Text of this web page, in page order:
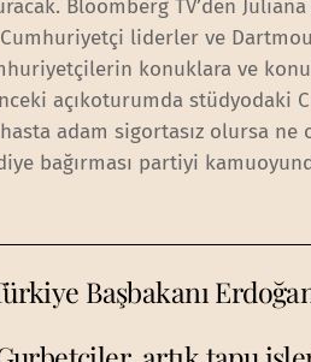
Bloomberg TV’den
liderler ve
konuklara ve
açıkoturumda stüdyodaki
hasta adam sigortasız olursa
diye bağırması partiyi
Başbakanı